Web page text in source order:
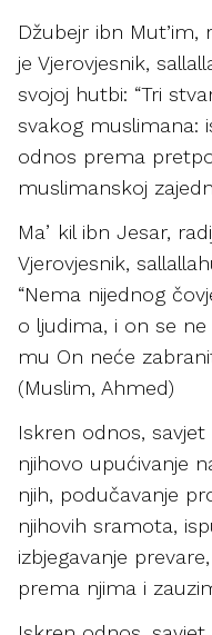
Džubejr ibn Mut’im,
je Vjerovjesnik,
svojoj hutbi: “Tri
svakog muslimana:
odnos prema
muslimanskoj
Maʼkil ibn Jesar,
Vjerovjesnik,
“Nema nijednog
o ljudima, i on se
mu On neće
(Muslim, Ahmed)
Iskren odnos,
njihovo upućivanje
njih, podučavanje
njihovih sramota,
izbjegavanje
prema njima i